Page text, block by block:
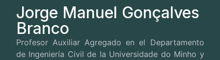
Jorge Manuel Gonçalves
Branco
Profesor Auxiliar Agregado en el Departamento
de Ingeniería Civil de la Universidade do Minho y